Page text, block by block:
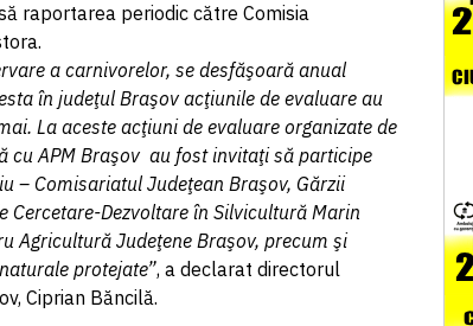
raportarea periodic către Comisia
a carnivorelor, se desfăşoară anual
în judeţul Braşov acţiunile de evaluare au
La aceste acţiuni de evaluare organizate de
cu APM Braşov au fost invitaţi să participe
– Comisariatul Judeţean Braşov, Gărzii
Dezvoltare în Silvicultură Marin
Agricultură Judeţene Braşov, precum şi
protejate”, a declarat directorul
Ciprian Băncilă.